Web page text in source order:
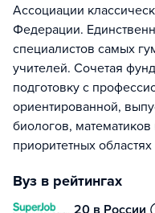
Ассоциации
Федерации.
специалистов самых
учителей. Сочетая
подготовку с
ориентированной,
биологов,
приоритетных
Вуз в рейтингах
20 в России